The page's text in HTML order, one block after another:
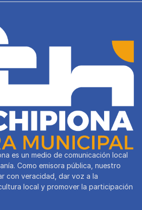
es un medio de comunicación local
Como emisora pública, nuestro
con veracidad, dar voz a la
local y promover la participación